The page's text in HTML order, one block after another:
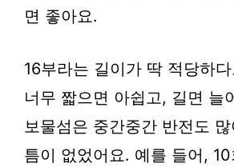
면 좋아요.
16부라는 길이가 딱 적당하
너무 짧으면 아쉽고, 길면 늘
보물섬은 중간중간 반전도
틈이 없었어요. 예를 들어,